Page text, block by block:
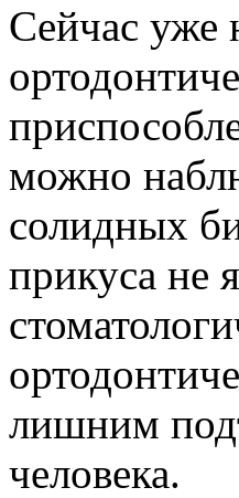
Сейчас уже
можно
солидных
прикуса не
лишним
человека.